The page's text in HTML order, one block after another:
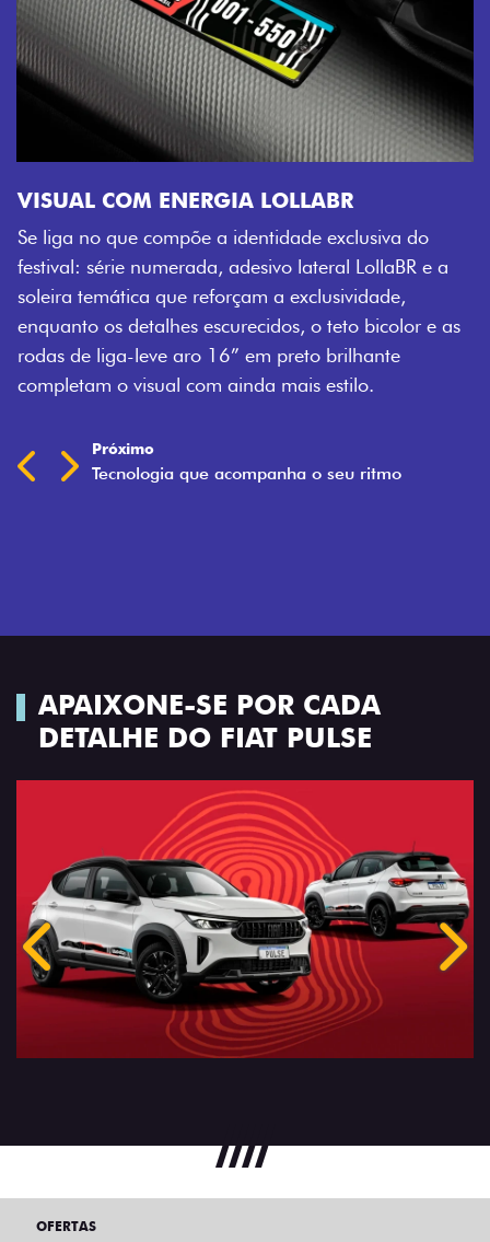
VISUAL COM ENERGIA LOLLABR
Se liga no que compõe a identidade exclusiva do
festival: série numerada, adesivo lateral LollaBR e a
soleira temática que reforçam a exclusividade,
enquanto os detalhes escurecidos, o teto bicolor e as
rodas de liga-leve aro 16” em preto brilhante
completam o visual com ainda mais estilo.
Previous
Next
Próximo
Tecnologia que acompanha o seu ritmo
APAIXONE-SE POR CADA
DETALHE DO FIAT PULSE
Anterior
OFERTAS